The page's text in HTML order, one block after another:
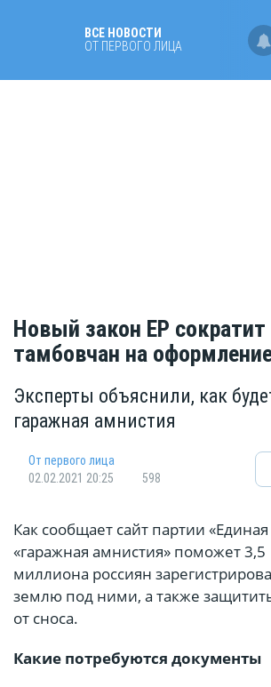
ВСЕ НОВОСТИ
ОТ ПЕРВОГО ЛИЦА
Новый закон ЕР
тамбовчан на
Эксперты объяснили, как
гаражная амнистия
От первого лица
02.02.2021 20:25
598
Как сообщает сайт партии «Единая
«гаражная амнистия» поможет 3,5
миллиона россиян
землю под ними, а также
от сноса.
Какие потребуются документы